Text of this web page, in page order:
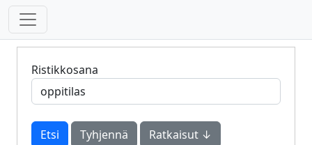
Ristikkosana
Tyhjennä Ratkaisut ↓